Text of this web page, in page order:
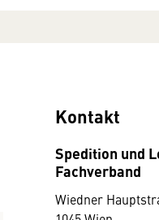
Kontakt
Spedition und
Fachverband
Wiedner